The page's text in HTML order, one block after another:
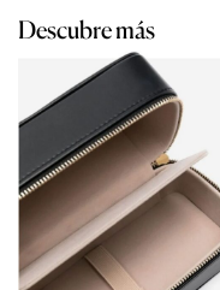
Descubre más